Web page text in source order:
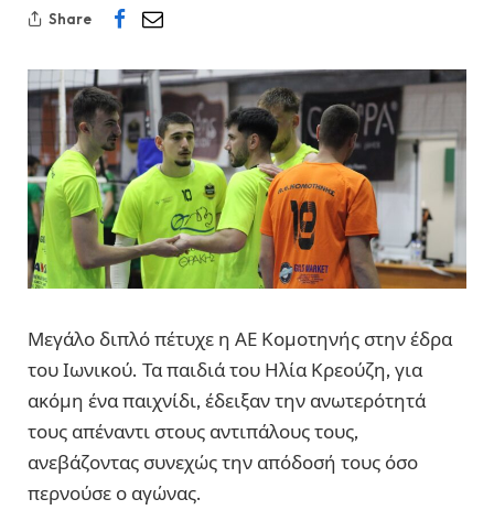
Share
Μεγάλο διπλό πέτυχε η ΑΕ Κομοτηνής στην έδρα
του Ιωνικού. Τα παιδιά του Ηλία Κρεούζη, για
ακόμη ένα παιχνίδι, έδειξαν την ανωτερότητά
τους απέναντι στους αντιπάλους τους,
ανεβάζοντας συνεχώς την απόδοσή τους όσο
περνούσε ο αγώνας.